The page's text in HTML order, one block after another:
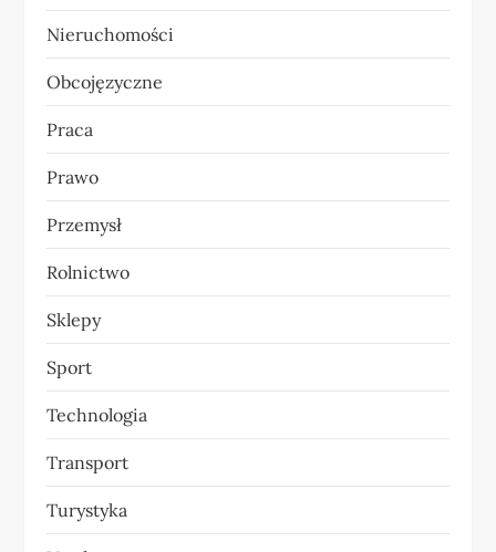
Nieruchomości
Obcojęzyczne
Praca
Prawo
Przemysł
Rolnictwo
Sklepy
Sport
Technologia
Transport
Turystyka